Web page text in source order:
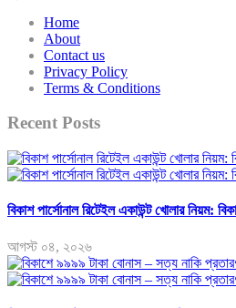
Home
About
Contact us
Privacy Policy
Terms & Conditions
Recent Posts
বিকাশ পার্সোনাল রিটেইল একাউন্ট খোলার নিয়ম:
আগস্ট ০৪, ২০২৬